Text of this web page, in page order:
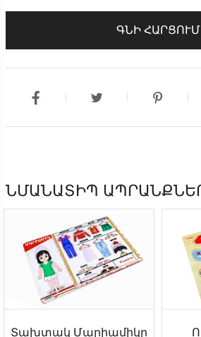
ԳՆԻ ՀԱՐՑՈՒՄ
ՆՄԱՆԱՏԻՊ
Տախտակ Մարիամիկը